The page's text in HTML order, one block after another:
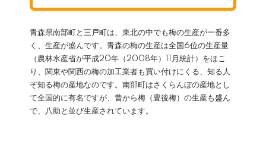
青森県南部町と三戸町は、東北の中でも梅の生産が一番多
く、生産が盛んです。青森の梅の生産は全国6位の生産量
（農林水産省が平成20年（2008年）11月統計）をほこ
り、関東や関西の梅の加工業者も買い付けにくる、知る人
ぞ知る梅の産地なのです。南部町はさくらんぼの産地とし
て全国的に有名ですが、昔から梅（豊後梅）の生産も盛ん
で、八助と並び生産されています。